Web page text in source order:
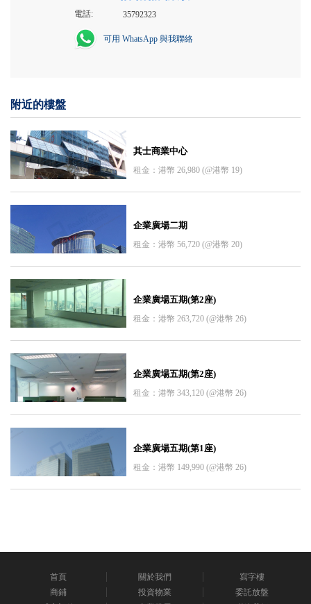
電話: 35792323
可用 WhatsApp 與我聯絡
附近的樓盤
其士商業中心
租金：港幣 26,980 (@港幣 19)
企業廣場二期
租金：港幣 56,720 (@港幣 20)
企業廣場五期(第2座)
租金：港幣 263,720 (@港幣 26)
企業廣場五期(第2座)
租金：港幣 343,120 (@港幣 26)
企業廣場五期(第1座)
租金：港幣 149,990 (@港幣 26)
首頁 關於我們
寫字樓
商鋪
投資物業
委託放盤